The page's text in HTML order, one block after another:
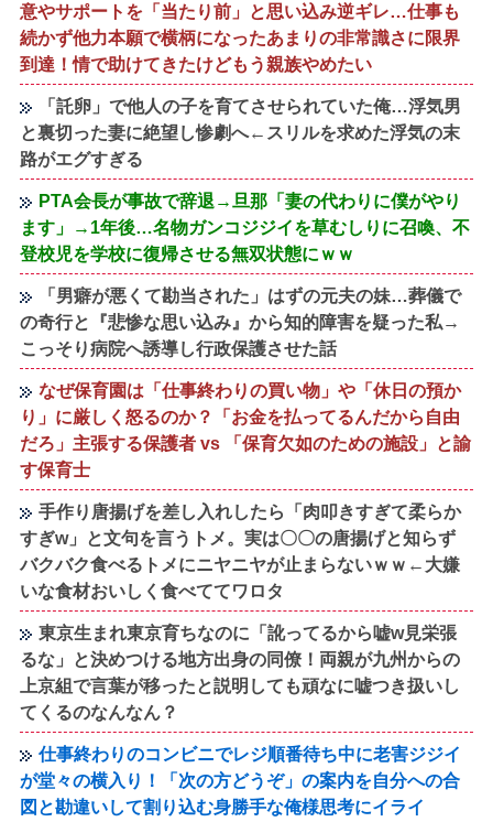
意やサポートを「当たり前」と思い込み逆ギレ…仕事も
続かず他力本願で横柄になったあまりの非常識さに限界
到達！情で助けてきたけどもう親族やめたい
「託卵」で他人の子を育てさせられていた俺…浮気男
と裏切った妻に絶望し惨劇へ←スリルを求めた浮気の末
路がエグすぎる
PTA会長が事故で辞退→旦那「妻の代わりに僕がやり
ます」→1年後…名物ガンコジジイを草むしりに召喚、不
登校児を学校に復帰させる無双状態にｗｗ
「男癖が悪くて勘当された」はずの元夫の妹…葬儀で
の奇行と『悲惨な思い込み』から知的障害を疑った私→
こっそり病院へ誘導し行政保護させた話
なぜ保育園は「仕事終わりの買い物」や「休日の預か
り」に厳しく怒るのか？「お金を払ってるんだから自由
だろ」主張する保護者 vs 「保育欠如のための施設」と諭
す保育士
手作り唐揚げを差し入れしたら「肉叩きすぎて柔らか
すぎw」と文句を言うトメ。実は〇〇の唐揚げと知らず
バクバク食べるトメにニヤニヤが止まらないｗｗ←大嫌
いな食材おいしく食べててワロタ
東京生まれ東京育ちなのに「訛ってるから嘘w見栄張
るな」と決めつける地方出身の同僚！両親が九州からの
上京組で言葉が移ったと説明しても頑なに嘘つき扱いし
てくるのなんなん？
仕事終わりのコンビニでレジ順番待ち中に老害ジジイ
が堂々の横入り！「次の方どうぞ」の案内を自分への合
図と勘違いして割り込む身勝手な俺様思考にイライ